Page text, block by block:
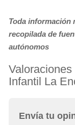
Toda información
recopilada de
autónomos
Infantil La
Envía tu